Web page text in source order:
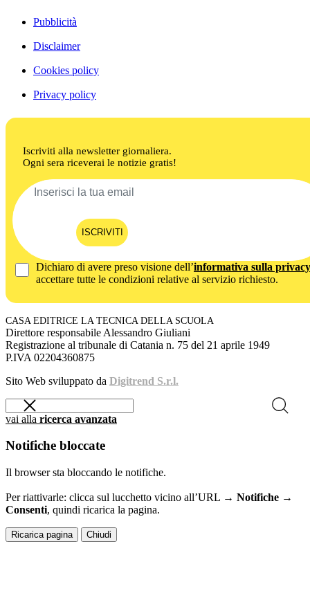
Pubblicità
Disclaimer
Cookies policy
Privacy policy
Iscriviti alla newsletter giornaliera.
Ogni sera riceverai le notizie gratis!
ISCRIVITI
Dichiaro di avere preso visione dell’informativa sulla privacy
accettare tutte le condizioni relative al servizio richiesto.
CASA EDITRICE LA TECNICA DELLA SCUOLA
Direttore responsabile Alessandro Giuliani
Registrazione al tribunale di Catania n. 75 del 21 aprile 1949
P.IVA 02204360875
Sito Web sviluppato da Digitrend S.r.l.
vai alla ricerca avanzata
Notifiche bloccate
Il browser sta bloccando le notifiche.
Per riattivarle: clicca sul lucchetto vicino all’URL → Notifiche →
Consenti, quindi ricarica la pagina.
Ricarica pagina Chiudi